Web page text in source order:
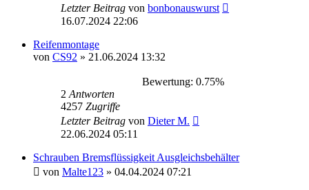
Letzter Beitrag von bonbonauswurst
16.07.2024 22:06
Reifenmontage
von CS92 » 21.06.2024 13:32
Bewertung: 0.75%
2 Antworten
4257 Zugriffe
Letzter Beitrag von Dieter M.
22.06.2024 05:11
Schrauben Bremsflüssigkeit Ausgleichsbehälter
von Malte123 » 04.04.2024 07:21